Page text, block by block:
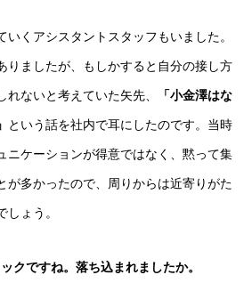
いくアシスタントスタッフもいました。
りましたが、もしかすると自分の接し方
れないと考えていた矢先、 「小金澤はな
という話を社内で耳にしたのです。当時
ニケーションが得意ではなく、黙って集
が多かったので、周りからは近寄りがた
しょう。
ですね。落ち込まれましたか。